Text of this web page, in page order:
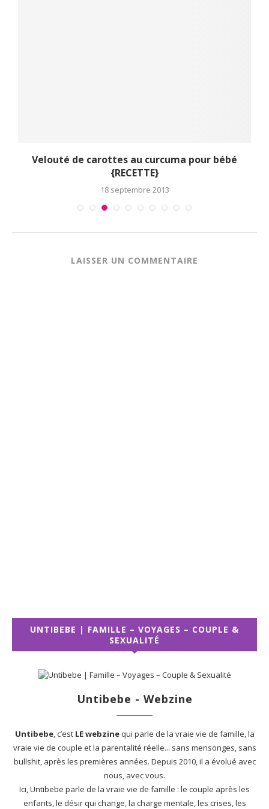
Velouté de carottes au curcuma pour bébé
{RECETTE}
18 septembre 2013
LAISSER UN COMMENTAIRE
UNTIBEBE | FAMILLE – VOYAGES – COUPLE &
SEXUALITÉ
Untibebe - Webzine
Untibebe, c’est LE webzinequi parle de la vraie vie de famille, la
vraie vie de couple et la parentalité réelle... sans mensonges, sans
bullshit, après les premières années. Depuis 2010, il a évolué avec
nous, avec vous.
Ici, Untibebe parle de la vraie vie de famille : le couple après les
enfants, le désir qui change, la charge mentale, les crises, les